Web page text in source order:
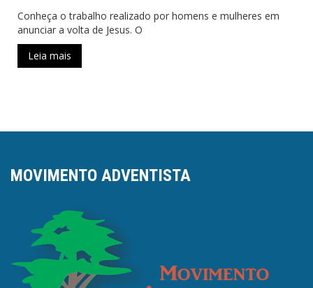
Conheça o trabalho realizado por homens e mulheres em
anunciar a volta de Jesus. O
Leia mais
MOVIMENTO ADVENTISTA